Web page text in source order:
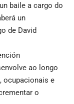
baile a cargo do
un
de David
ao longo
ocupacionais e
o